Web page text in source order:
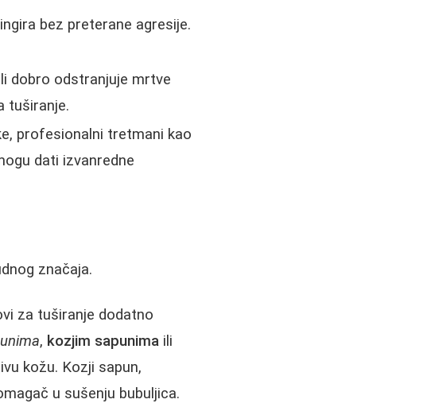
bez preterane agresije.
dobro odstranjuje mrtve
tuširanje.
profesionalni tretmani kao
dati izvanredne
značaja.
za tuširanje dodatno
, kozjim sapunima ili
kožu. Kozji sapun,
u sušenju bubuljica.